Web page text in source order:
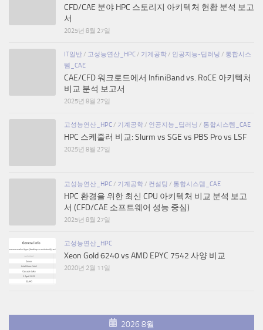
CFD/CAE 분야 HPC 스토리지 아키텍처 현황 분석 보고
서
2025년 8월 27일
IT일반 / 고성능연산_HPC / 기계공학 / 인공지능-딥러닝 / 통합시스
템_CAE
CAE/CFD 워크로드에서 InfiniBand vs. RoCE 아키텍처
비교 분석 보고서
2025년 8월 27일
고성능연산_HPC / 기계공학 / 인공지능_딥러닝 / 통합시스템_CAE
HPC 스케줄러 비교: Slurm vs SGE vs PBS Pro vs LSF
2025년 8월 27일
고성능연산_HPC / 기계공학 / 컨설팅 / 통합시스템_CAE
HPC 환경을 위한 최신 CPU 아키텍처 비교 분석 보고
서 (CFD/CAE 소프트웨어 성능 중심)
2025년 8월 27일
고성능연산_HPC
Xeon Gold 6240 vs AMD EPYC 7542 사양 비교
2020년 2월 11일
2026 8월